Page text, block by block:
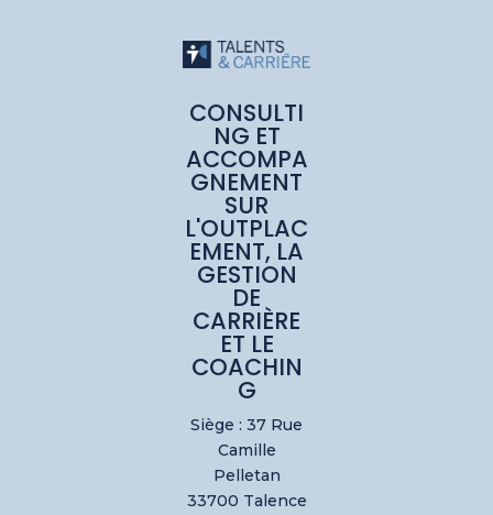
CONSULTI
NG ET
ACCOMPA
GNEMENT
SUR
L'OUTPLAC
EMENT, LA
GESTION
DE
CARRIÈRE
ET LE
COACHIN
G
Siège : 37 Rue
Camille
Pelletan
33700 Talence